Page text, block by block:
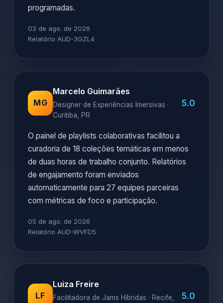
programadas.
03 de ago. de 2026
Relatório AUD-3GZL4
MG
Marcelo Guimarães
Designer de Experiências Imersivas ·
Curitiba, PR
5.0
O painel de playlists colaborativas facilitou a
curadoria de 18 coleções temáticas em menos
de duas horas de trabalho conjunto. Relatórios
de engajamento foram enviados
automaticamente para 27 equipes parceiras
com métricas de foco e participação.
05 de ago. de 2026
Relatório AUD-WVFD5
LF
Luiza Freire
Facilitadora de Jams Híbridas · Recife,
5.0